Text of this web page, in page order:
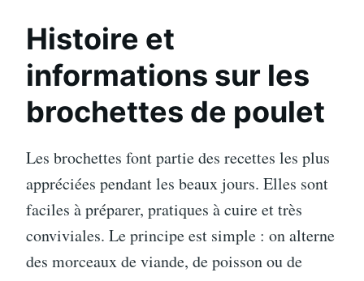
Histoire et
informations sur les
brochettes de poulet
Les brochettes font partie des recettes les plus
appréciées pendant les beaux jours. Elles sont
faciles à préparer, pratiques à cuire et très
conviviales. Le principe est simple : on alterne
des morceaux de viande, de poisson ou de